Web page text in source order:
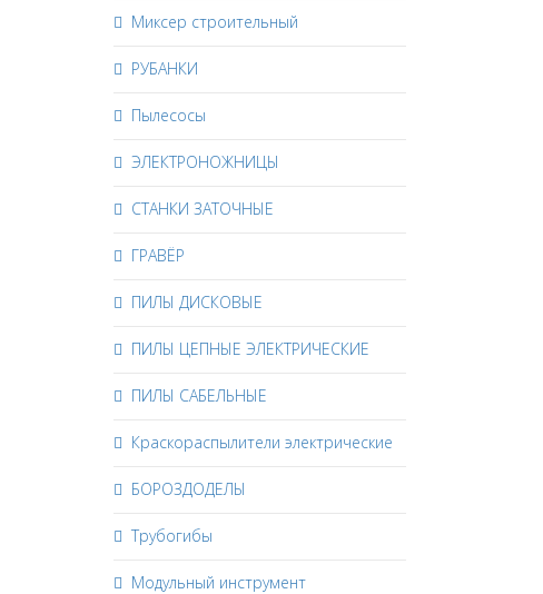
Миксер строительный
РУБАНКИ
Пылесосы
ЭЛЕКТРОНОЖНИЦЫ
СТАНКИ ЗАТОЧНЫЕ
ГРАВЁР
ПИЛЫ ДИСКОВЫЕ
ПИЛЫ ЦЕПНЫЕ ЭЛЕКТРИЧЕСКИЕ
ПИЛЫ САБЕЛЬНЫЕ
Краскораспылители электрические
БОРОЗДОДЕЛЫ
Трубогибы
Модульный инструмент